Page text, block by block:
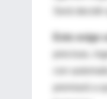
Será
Esto exige
precisas,
con
premiará a